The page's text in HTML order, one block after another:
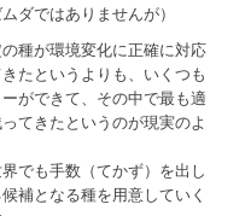
ダではありませんが）
種が環境変化に正確に対応
たというよりも、いくつも
ができて、その中で最も適
てきたというのが現実のよ
でも手数（てかず）を出し
補となる種を用意していく